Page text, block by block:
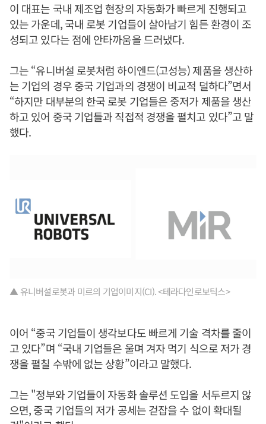
이 대표는 국내 제조업 현장의 자동화가 빠르게 진행되고
있는 가운데, 국내 로봇 기업들이 살아남기 힘든 환경이 조
성되고 있다는 점에 안타까움을 드러냈다.
그는 “유니버설 로봇처럼 하이엔드(고성능) 제품을 생산하
는 기업의 경우 중국 기업과의 경쟁이 비교적 덜하다”면서
“하지만 대부분의 한국 로봇 기업들은 중저가 제품을 생산
하고 있어 중국 기업들과 직접적 경쟁을 펼치고 있다”고 말
했다.
▲ 유니버설로봇과 미르의 기업이미지(CI). <테라다인로보틱스>
이어 “중국 기업들이 생각보다도 빠르게 기술 격차를 줄이
고 있다”며 “국내 기업들은 울며 겨자 먹기 식으로 저가 경
쟁을 펼칠 수밖에 없는 상황”이라고 말했다.
그는 "정부와 기업들이 자동화 솔루션 도입을 서두르지 않
으면, 중국 기업들의 저가 공세는 걷잡을 수 없이 확대될